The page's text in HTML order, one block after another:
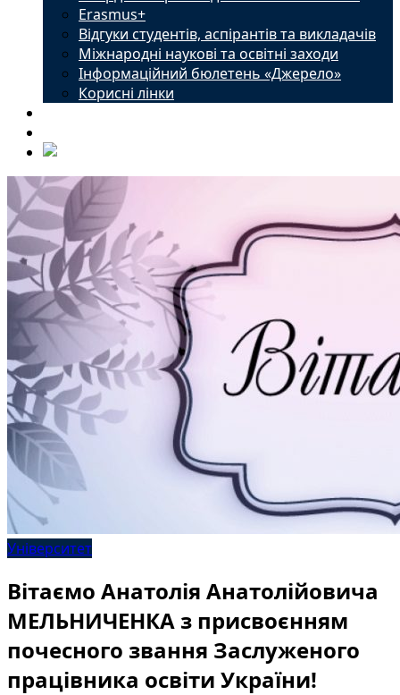
Erasmus+
Відгуки студентів, аспірантів та викладачів
Міжнародні наукові та освітні заходи
Інформаційний бюлетень «Джерело»
Корисні лінки
Університет
Вітаємо Анатолія Анатолійовича
МЕЛЬНИЧЕНКА з присвоєнням
почесного звання Заслуженого
працівника освіти України!